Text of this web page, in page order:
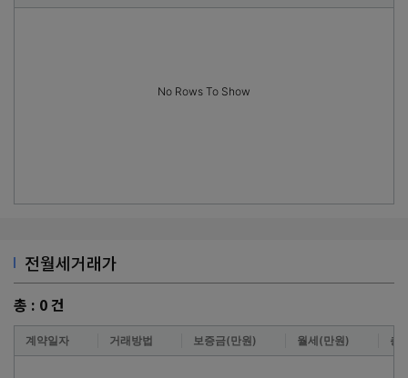
No Rows To Show
전월세거래가
총 : 0건
계약일자 거래방법 보증금(만원) 월세(만원) 층